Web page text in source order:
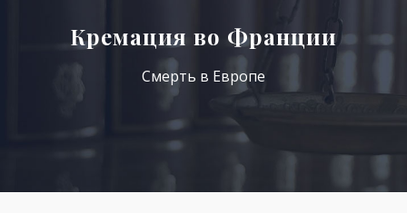
Кремация во Франции
Смерть в Европе